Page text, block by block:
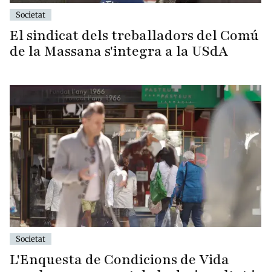
Societat
El sindicat dels treballadors del Comú
de la Massana s'integra a la USdA
Societat
L'Enquesta de Condicions de Vida